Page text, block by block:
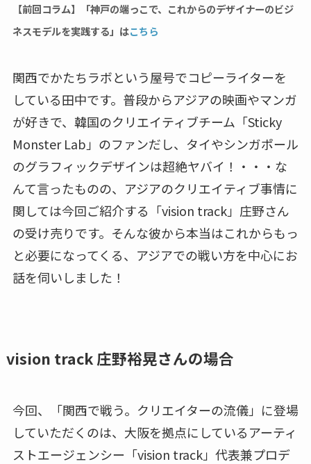
【前回コラム】「神戸の端っこで、これからのデザイナーのビジ
ネスモデルを実践する」はこちら
関西でかたちラボという屋号でコピーライターを
している田中です。普段からアジアの映画やマンガ
が好きで、韓国のクリエイティブチーム「Sticky
Monster Lab」のファンだし、タイやシンガポール
のグラフィックデザインは超絶ヤバイ！・・・な
んて言ったものの、アジアのクリエイティブ事情に
関しては今回ご紹介する「vision track」庄野さん
の受け売りです。そんな彼から本当はこれからもっ
と必要になってくる、アジアでの戦い方を中心にお
話を伺いしました！
vision track 庄野裕晃さんの場合
今回、「関西で戦う。クリエイターの流儀」に登場
していただくのは、大阪を拠点にしているアーティ
ストエージェンシー「vision track」代表兼プロデ